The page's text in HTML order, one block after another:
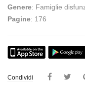
Genere: Famiglie
Pagine: 176
Condividi